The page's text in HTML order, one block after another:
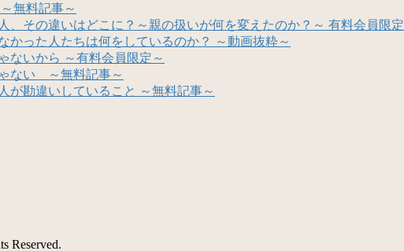
無料記事～
、その違いはどこに？～親の扱いが何を変えたのか？～ 有料会員限定
かった人たちは何をしているのか？ ～動画抜粋～
ないから ～有料会員限定～
ない ～無料記事～
が勘違いしていること ～無料記事～
Reserved.